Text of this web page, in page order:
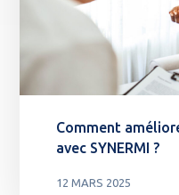
Comment
avec SYNERMI ?
12 MARS 2025